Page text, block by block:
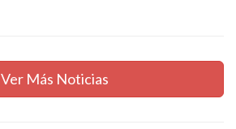
Ver Más Noticias